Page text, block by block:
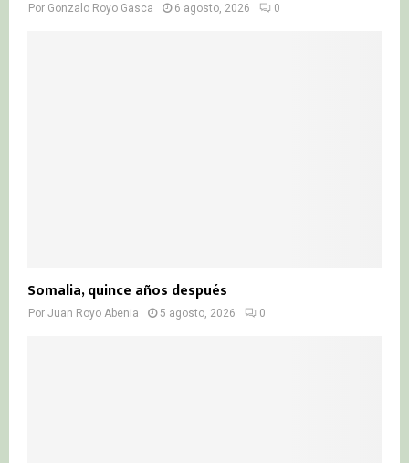
Por Gonzalo Royo Gasca 6 agosto, 2026 0
Somalia, quince años después
Por Juan Royo Abenia 5 agosto, 2026 0